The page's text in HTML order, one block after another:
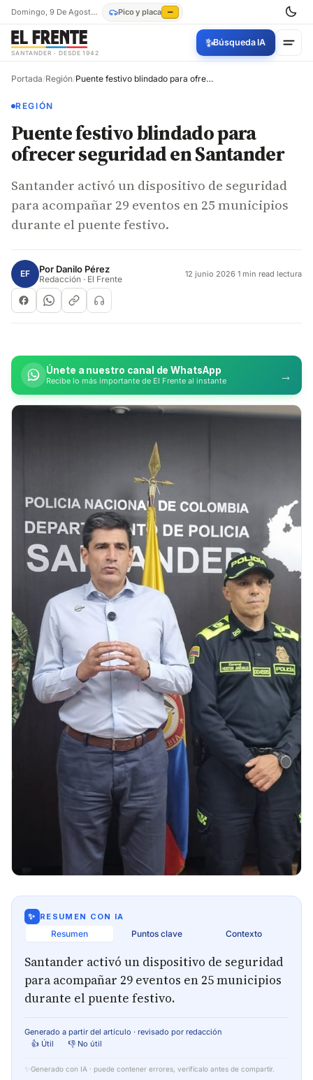
Domingo, 9 De Agosto De 2026 Pico y placa —
SANTANDER · DESDE 1942
✨Búsqueda IA
Portada/Región/ Puente festivo blindado para ofrecer seguridad en Santander
REGIÓN
Puente festivo blindado para
ofrecer seguridad en Santander
Santander activó un dispositivo de seguridad
para acompañar 29 eventos en 25 municipios
durante el puente festivo.
EF Por Danilo Pérez
Redacción · El Frente 12 junio 2026·1 min read lectura
Únete a nuestro canal de WhatsApp
Recibe lo más importante de El Frente al instante →
✨ RESUMEN CON IA
Resumen Puntos clave Contexto
Santander activó un dispositivo de seguridad
para acompañar 29 eventos en 25 municipios
durante el puente festivo.
Generado a partir del artículo · revisado por redacción
👍 Útil
👎 No útil
✨ Generado con IA · puede contener errores, verifícalo antes de compartir.